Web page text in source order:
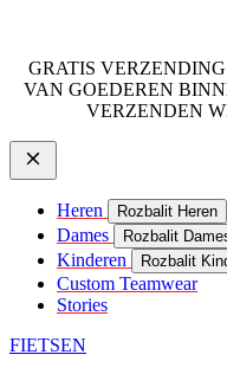
GRATIS
VAN GOEDEREN
VERZENDEN
Heren Rozbalit Heren
Dames Rozbalit
Kinderen Rozbalit
Custom Teamwear
Stories
FIETSEN